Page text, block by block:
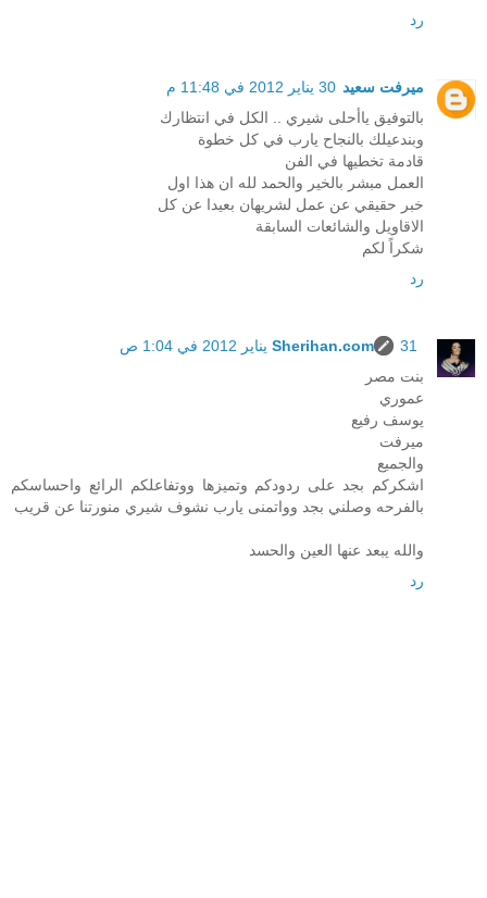
رد
ميرفت سعيد 30 يناير 2012 في 11:48 م
بالتوفيق ياأحلى شيري .. الكل في انتظارك
وبندعيلك بالنجاح يارب في كل خطوة
قادمة تخطيها في الفن
العمل مبشر بالخير والحمد لله ان هذا اول
خبر حقيقي عن عمل لشريهان بعيدا عن كل
الاقاويل والشائعات السابقة
شكراً لكم
رد
Sherihan.com
31 يناير 2012 في 1:04 ص
بنت مصر
عموري
يوسف رفيع
ميرفت
والجميع
اشكركم بجد على ردودكم وتميزها ووتفاعلكم الرائع واحساسكم
بالفرحه وصلني بجد وواتمنى يارب نشوف شيري منورتنا عن قريب
والله يبعد عنها العين والحسد
رد